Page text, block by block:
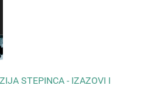
STEPINCA - IZAZOVI I